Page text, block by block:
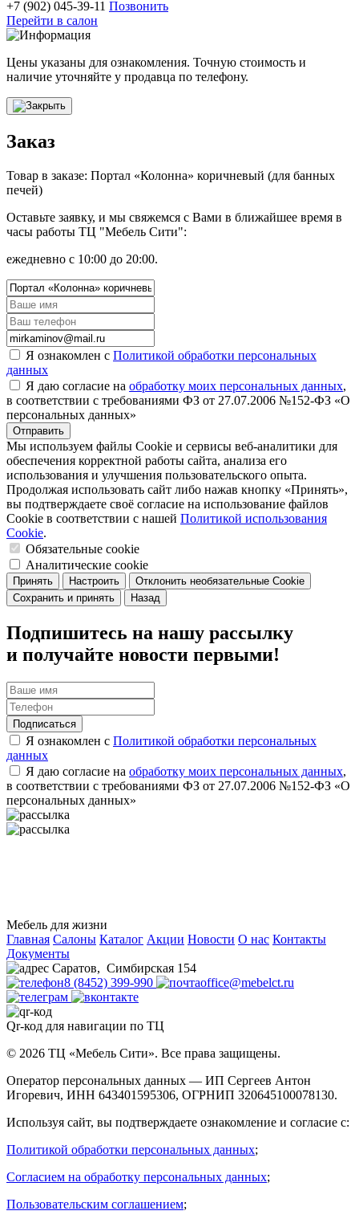
+7 (902) 045-39-11 Позвонить
Перейти в салон
Цены указаны для ознакомления. Точную стоимость и
наличие уточняйте у продавца по телефону.
Заказ
Товар в заказе: Портал «Колонна» коричневый (для банных
печей)
Оставьте заявку, и мы свяжемся с Вами в ближайшее время в
часы работы ТЦ "Мебель Сити":
ежедневно с 10:00 до 20:00.
Я ознакомлен с Политикой обработки персональных
данных
Я даю согласие на обработку моих персональных данных,
в соответствии с требованиями ФЗ от 27.07.2006 №152-ФЗ «О
персональных данных»
Отправить
Мы используем файлы Cookie и сервисы веб-аналитики для
обеспечения корректной работы сайта, анализа его
использования и улучшения пользовательского опыта.
Продолжая использовать сайт либо нажав кнопку «Принять»,
вы подтверждаете своё согласие на использование файлов
Cookie в соответствии с нашей Политикой использования
Cookie.
Обязательные cookie
Аналитические cookie
Принять Настроить
Отклонить необязательные Cookie
Сохранить и принять
Назад
Подпишитесь на нашу рассылку
и получайте новости первыми!
Подписаться
Я ознакомлен с Политикой обработки персональных
данных
Я даю согласие на обработку моих персональных данных,
в соответствии с требованиями ФЗ от 27.07.2006 №152-ФЗ «О
персональных данных»
Мебель для жизни
Главная Салоны Каталог Акции Новости О нас Контакты
Документы
Саратов, Симбирская 154
8 (8452) 399-990
office@mebelct.ru
Qr-код для навигации по ТЦ
© 2026 ТЦ «Мебель Сити». Все права защищены.
Оператор персональных данных — ИП Сергеев Антон
Игоревич, ИНН 643401595306, ОГРНИП 320645100078130.
Используя сайт, вы подтверждаете ознакомление и согласие с:
Политикой обработки персональных данных;
Согласием на обработку персональных данных;
Пользовательским соглашением;